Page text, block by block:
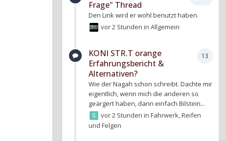
Frage" Thread
Den Link wird er wohl benutzt haben.
vor 2 Stunden inAllgemein
13
KONI STR.T orange
Erfahrungsbericht &
Alternativen?
Wie der Nagah schon schreibt. Dachte mir
eigentlich, wenn mich die anderen so
geärgert haben, dann einfach Bilstein...
vor 2 Stunden inFahrwerk, Reifen
und Felgen